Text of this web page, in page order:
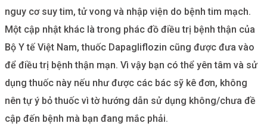
nguy cơ suy tim, tử vong và nhập viện do bệnh tim mạch.
Một cập nhật khác là trong phác đồ điều trị bệnh thận của
Bộ Y tế Việt Nam, thuốc Dapagliflozin cũng được đưa vào
để điều trị bệnh thận mạn. Vì vậy bạn có thể yên tâm và sử
dụng thuốc này nếu như được các bác sỹ kê đơn, không
nên tự ý bỏ thuốc vì tờ hướng dẫn sử dụng không/chưa đề
cập đến bệnh mà bạn đang mắc phải.